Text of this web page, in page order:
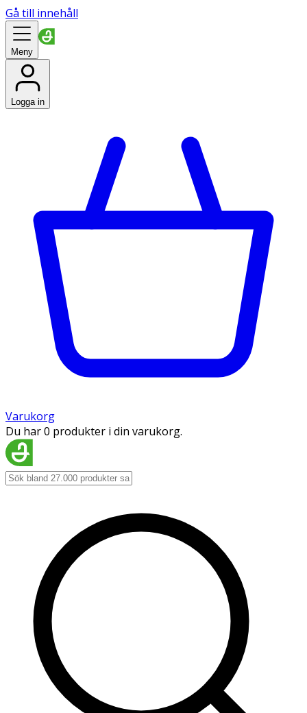
Gå till innehåll
Meny
Logga in
Varukorg
Du har 0 produkter i din varukorg.